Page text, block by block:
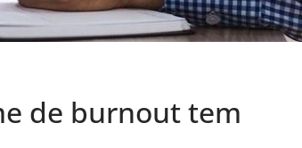
de burnout tem